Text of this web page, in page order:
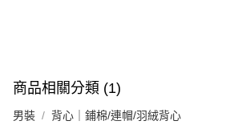
商品相關分類 (1)
男裝 背心｜鋪棉/連帽/羽絨背心